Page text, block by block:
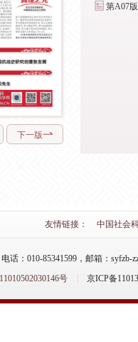
下一版
第A07
友情链接： 中国社会
：010-85341599，邮箱：syfzb-
号
京ICP备